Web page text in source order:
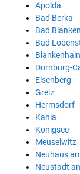
Apolda
Bad Berka
Bad
Bad
Blankenhain
Dornburg-
Eisenberg
Greiz
Hermsdorf
Kahla
Königsee
Meuselwitz
Neuhaus
Neustadt